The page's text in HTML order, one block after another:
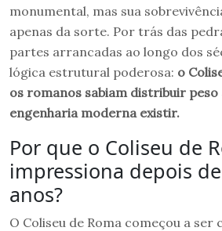
monumental, mas sua
apenas da sorte. Por trás das
partes arrancadas ao longo dos
lógica estrutural poderosa: o
os romanos sabiam distribuir peso
engenharia moderna existir.
Por que o Coliseu de
impressiona depois
anos?
O Coliseu de Roma começou a